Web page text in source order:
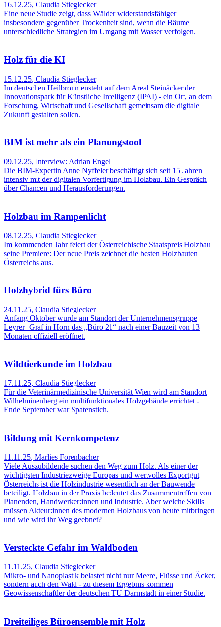
16.12.25, Claudia Stieglecker
Eine neue Studie zeigt, dass Wälder widerstandsfähiger
insbesondere gegenüber Trockenheit sind, wenn die Bäume
unterschiedliche Strategien im Umgang mit Wasser verfolgen.
Holz für die KI
15.12.25, Claudia Stieglecker
Im deutschen Heilbronn ensteht auf dem Areal Steinäcker der
Innovationspark für Künstliche Intelligenz (IPAI) - ein Ort, an dem
Forschung, Wirtschaft und Gesellschaft gemeinsam die digitale
Zukunft gestalten sollen.
BIM ist mehr als ein Planungstool
09.12.25, Interview: Adrian Engel
Die BIM-Expertin Anne Nyffeler beschäftigt sich seit 15 Jahren
intensiv mit der digitalen Vorfertigung im Holzbau. Ein Gespräch
über Chancen und Herausforderungen.
Holzbau im Rampenlicht
08.12.25, Claudia Stieglecker
Im kommenden Jahr feiert der Österreichische Staatspreis Holzbau
seine Premiere: Der neue Preis zeichnet die besten Holzbauten
Österreichs aus.
Holzhybrid fürs Büro
24.11.25, Claudia Stieglecker
Anfang Oktober wurde am Standort der Unternehmensgruppe
Leyrer+Graf in Horn das „Büro 21“ nach einer Bauzeit von 13
Monaten offiziell eröffnet.
Wildtierkunde im Holzbau
17.11.25, Claudia Stieglecker
Für die Veterinärmedizinische Universität Wien wird am Standort
Wilhelminenberg ein multifunktionales Holzgebäude errichtet -
Ende September war Spatenstich.
Bildung mit Kernkompetenz
11.11.25, Marlies Forenbacher
Viele Auszubildende suchen den Weg zum Holz. Als einer der
wichtigsten Industriezweige Europas und wertvolles Exportgut
Österreichs ist die Holzindustrie wesentlich an der Bauwende
beteiligt. Holzbau in der Praxis bedeutet das Zusammentreffen von
Planenden, Handwerker:innen und Industrie. Aber welche Skills
müssen Akteur:innen des modernen Holzbaus von heute mitbringen
und wie wird ihr Weg geebnet?
Versteckte Gefahr im Waldboden
11.11.25, Claudia Stieglecker
Mikro- und Nanoplastik belastet nicht nur Meere, Flüsse und Äcker,
sondern auch den Wald - zu diesem Ergebnis kommen
Geowissenschaftler der deutschen TU Darmstadt in einer Studie.
Dreiteiliges Büroensemble mit Holz